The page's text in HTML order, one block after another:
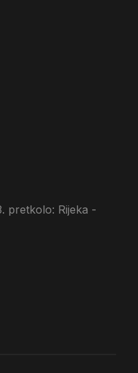
pretkolo: Rijeka -